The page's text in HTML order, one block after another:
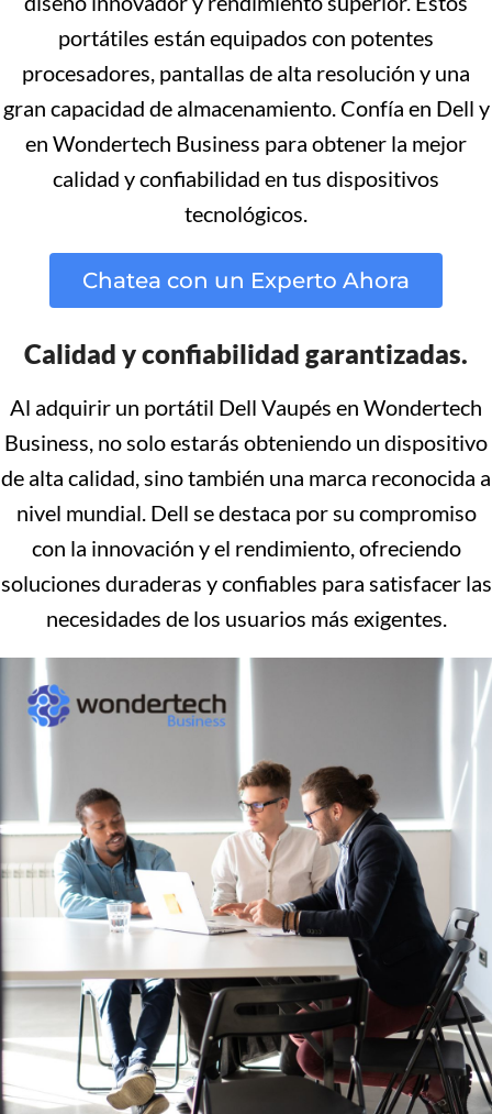
portátiles están equipados con potentes
procesadores, pantallas de alta resolución y una
gran capacidad de almacenamiento. Confía en Dell y
en Wondertech Business para obtener la mejor
calidad y confiabilidad en tus dispositivos
tecnológicos.
Chatea con un Experto Ahora
Calidad y confiabilidad garantizadas.
Al adquirir un portátil Dell Vaupés en Wondertech
Business, no solo estarás obteniendo un dispositivo
de alta calidad, sino también una marca reconocida a
nivel mundial. Dell se destaca por su compromiso
con la innovación y el rendimiento, ofreciendo
soluciones duraderas y confiables para satisfacer las
necesidades de los usuarios más exigentes.